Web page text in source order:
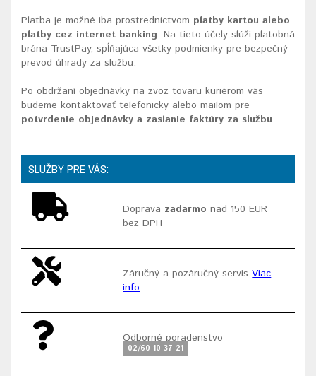
Platba je možné iba prostredníctvom platby kartou alebo
platby cez internet banking. Na tieto účely slúži platobná
brána TrustPay, spĺňajúca všetky podmienky pre bezpečný
prevod úhrady za službu.
Po obdržaní objednávky na zvoz tovaru kuriérom vás
budeme kontaktovať telefonicky alebo mailom pre
potvrdenie objednávky a zaslanie faktúry za službu.
SLUŽBY PRE VÁS:
Doprava zadarmo nad 150 EUR
bez DPH
Záručný a pozáručný servisViac
info
Odborné poradenstvo
02/60 10 37 21